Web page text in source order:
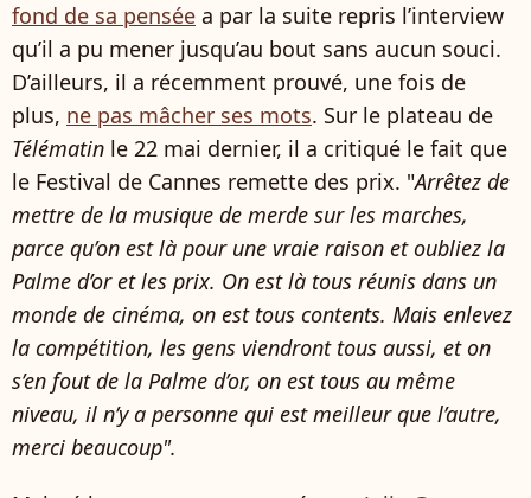
fond de sa pensée a par la suite repris l’interview
qu’il a pu mener jusqu’au bout sans aucun souci.
D’ailleurs, il a récemment prouvé, une fois de
plus, ne pas mâcher ses mots. Sur le plateau de
Télématin le 22 mai dernier, il a critiqué le fait que
le Festival de Cannes remette des prix. "Arrêtez de
mettre de la musique de merde sur les marches,
parce qu’on est là pour une vraie raison et oubliez la
Palme d’or et les prix. On est là tous réunis dans un
monde de cinéma, on est tous contents. Mais enlevez
la compétition, les gens viendront tous aussi, et on
s’en fout de la Palme d’or, on est tous au même
niveau, il n’y a personne qui est meilleur que l’autre,
merci beaucoup".